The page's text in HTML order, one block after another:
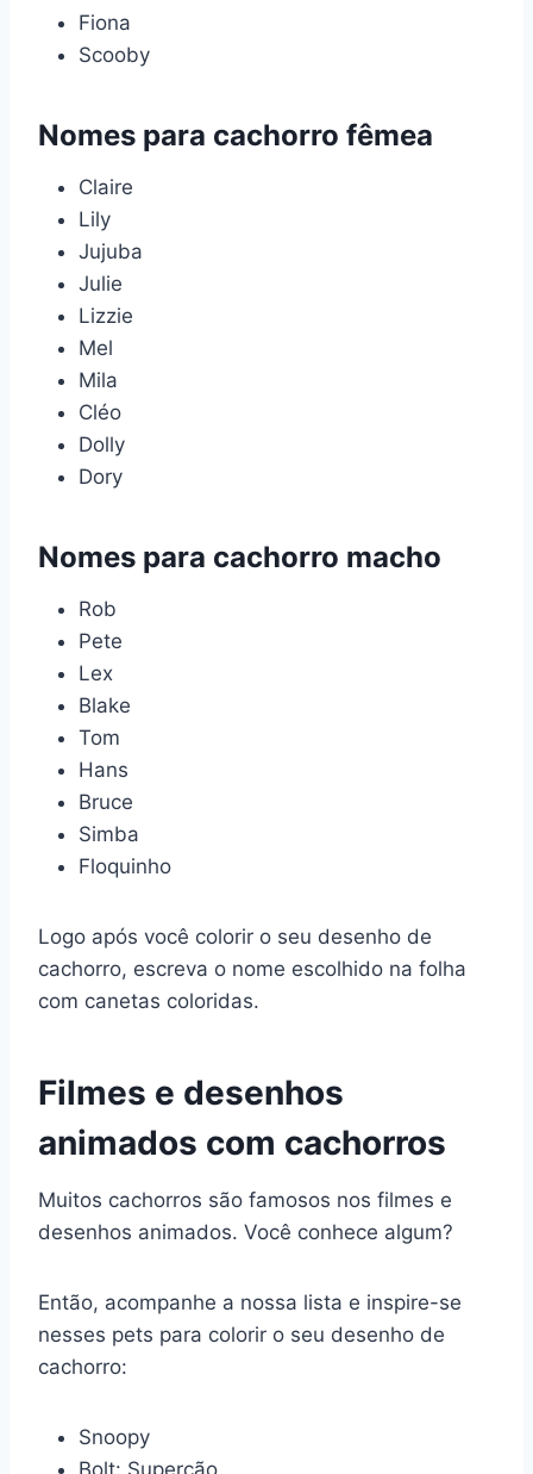
Fiona
Scooby
Nomes para cachorro fêmea
Claire
Lily
Jujuba
Julie
Lizzie
Mel
Mila
Cléo
Dolly
Dory
Nomes para cachorro macho
Rob
Pete
Lex
Blake
Tom
Hans
Bruce
Simba
Floquinho
Logo após você colorir o seu desenho de
cachorro, escreva o nome escolhido na folha
com canetas coloridas.
Filmes e desenhos
animados com cachorros
Muitos cachorros são famosos nos filmes e
desenhos animados. Você conhece algum?
Então, acompanhe a nossa lista e inspire-se
nesses pets para colorir o seu desenho de
cachorro:
Snoopy